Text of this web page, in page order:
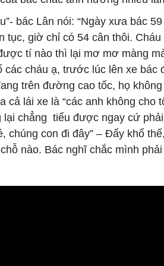
bác Lân nói: “Ngày xưa bác
tục, giờ chỉ có 54 cân thôi.
tí nào thì lại mơ mơ màng
cháu ạ, trước lúc lên xe bác
trên đường cao tốc, họ
cả lái xe là “các anh không
lại chẳng tiểu được ngay cứ
chúng con đi đây” – Đấy khổ
nào. Bác nghĩ chắc mình